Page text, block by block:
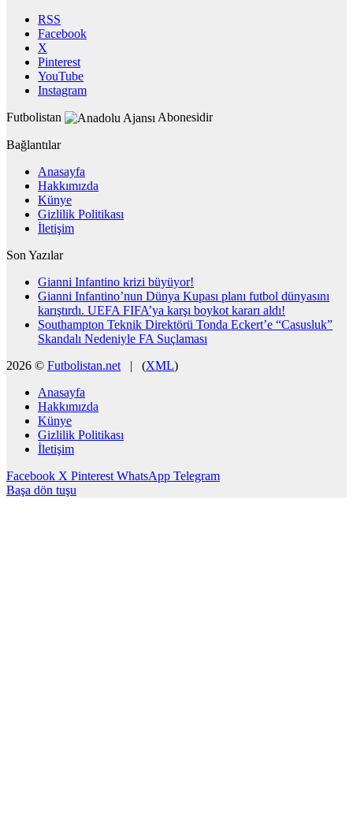
RSS
Facebook
X
Pinterest
YouTube
Instagram
Futbolistan
Abonesidir
Bağlantılar
Anasayfa
Hakkımızda
Künye
Gizlilik Politikası
İletişim
Son Yazılar
Gianni Infantino krizi büyüyor!
Gianni Infantino’nun Dünya Kupası planı futbol dünyasını
karıştırdı. UEFA FIFA’ya karşı boykot kararı aldı!
Southampton Teknik Direktörü Tonda Eckert’e “Casusluk”
Skandalı Nedeniyle FA Suçlaması
2026 © Futbolistan.net | (XML)
Anasayfa
Hakkımızda
Künye
Gizlilik Politikası
İletişim
Facebook X Pinterest WhatsApp Telegram
Başa dön tuşu